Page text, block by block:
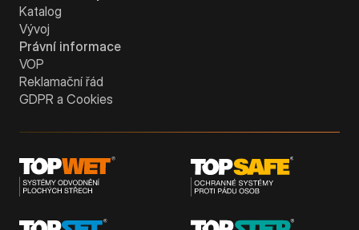
Katalog
Vývoj
Právní informace
VOP
Reklamační řád
GDPR a Cookies